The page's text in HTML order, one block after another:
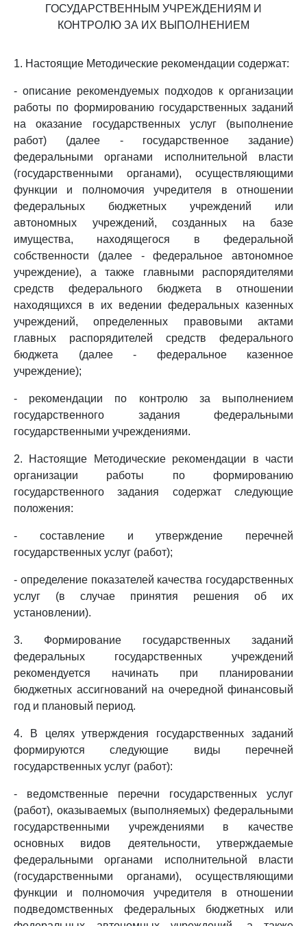
ГОСУДАРСТВЕННЫМ УЧРЕЖДЕНИЯМ И
КОНТРОЛЮ ЗА ИХ ВЫПОЛНЕНИЕМ
1. Настоящие Методические рекомендации содержат:
- описание рекомендуемых подходов к организации
работы по формированию государственных заданий
на оказание государственных услуг (выполнение
работ) (далее - государственное задание)
федеральными органами исполнительной власти
(государственными органами), осуществляющими
функции и полномочия учредителя в отношении
федеральных бюджетных учреждений или
автономных учреждений, созданных на базе
имущества, находящегося в федеральной
собственности (далее - федеральное автономное
учреждение), а также главными распорядителями
средств федерального бюджета в отношении
находящихся в их ведении федеральных казенных
учреждений, определенных правовыми актами
главных распорядителей средств федерального
бюджета (далее - федеральное казенное
учреждение);
- рекомендации по контролю за выполнением
государственного задания федеральными
государственными учреждениями.
2. Настоящие Методические рекомендации в части
организации работы по формированию
государственного задания содержат следующие
положения:
- составление и утверждение перечней
государственных услуг (работ);
- определение показателей качества государственных
услуг (в случае принятия решения об их
установлении).
3. Формирование государственных заданий
федеральных государственных учреждений
рекомендуется начинать при планировании
бюджетных ассигнований на очередной финансовый
год и плановый период.
4. В целях утверждения государственных заданий
формируются следующие виды перечней
государственных услуг (работ):
- ведомственные перечни государственных услуг
(работ), оказываемых (выполняемых) федеральными
государственными учреждениями в качестве
основных видов деятельности, утверждаемые
федеральными органами исполнительной власти
(государственными органами), осуществляющими
функции и полномочия учредителя в отношении
подведомственных федеральных бюджетных или